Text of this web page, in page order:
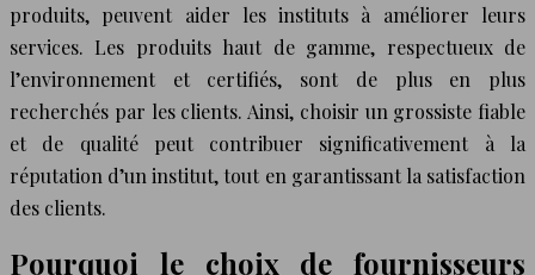
produits, peuvent aider les instituts à améliorer leurs
services. Les produits haut de gamme, respectueux de
l’environnement et certifiés, sont de plus en plus
recherchés par les clients. Ainsi, choisir un grossiste fiable
et de qualité peut contribuer significativement à la
réputation d’un institut, tout en garantissant la satisfaction
des clients.
Pourquoi le choix de fournisseurs